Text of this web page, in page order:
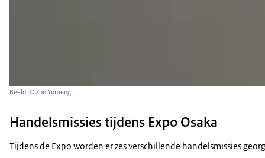
Beeld: © Zhu Yumeng
Handelsmissies tijdens Expo Osaka
Tijdens de Expo worden er zes verschillende handelsmissies